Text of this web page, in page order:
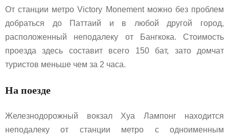
От станции метро Victory Monement можно без проблем
добраться до Паттаий и в любой другой город,
расположенный неподалеку от Бангкока. Стоимость
проезда здесь составит всего 150 бат, зато домчат
туристов меньше чем за 2 часа.
На поезде
Железнодорожный вокзал Хуа Лампонг находится
неподалеку от станции метро с одноименным